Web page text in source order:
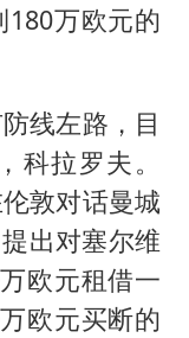
万欧元的
线左路，目
科拉罗夫。
敦对话曼城
出对塞尔维
欧元租借一
欧元买断的